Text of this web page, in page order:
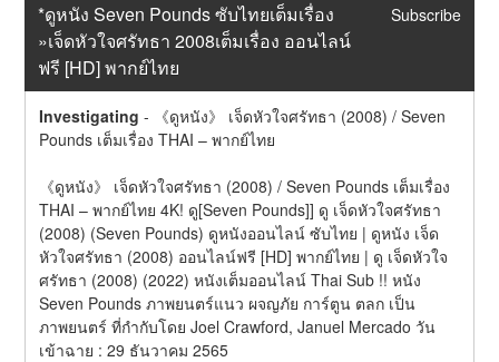
*ดูหนัง Seven Pounds ซับไทยเต็มเรื่อง
»เจ็ดหัวใจศรัทธา 2008เต็มเรื่อง ออนไลน์
ฟรี [HD] พากย์ไทย
Subscribe
Investigating -
《ดูหนัง》 เจ็ดหัวใจศรัทธา (2008) / Seven
Pounds เต็มเรื่อง THAI – พากย์ไทย
《ดูหนัง》 เจ็ดหัวใจศรัทธา (2008) / Seven Pounds เต็มเรื่อง
THAI – พากย์ไทย 4K! ดู[Seven Pounds]] ดู เจ็ดหัวใจศรัทธา
(2008) (Seven Pounds) ดูหนังออนไลน์ ซับไทย | ดูหนัง เจ็ด
หัวใจศรัทธา (2008) ออนไลน์ฟรี [HD] พากย์ไทย | ดู เจ็ดหัวใจ
ศรัทธา (2008) (2022) หนังเต็มออนไลน์ Thai Sub !! หนัง
Seven Pounds ภาพยนตร์แนว ผจญภัย การ์ตูน ตลก เป็น
ภาพยนตร์ ที่กำกับโดย Joel Crawford, Januel Mercado วัน
เข้าฉาย : 29 ธันวาคม 2565